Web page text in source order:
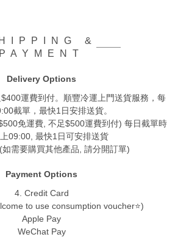
&
PAYMENT
Delivery Options
運費到付。順豐冷運上門送貨服務，每
截單，最快1日安排送貨。
免運費, 不足$500運費到付) 每日截單時
09:00, 最快1日可安排送貨
需要購買其他產品, 請分開訂單)
Payment Options
4. Credit Card
to use consumption voucher⭐)
Apple Pay
WeChat Pay